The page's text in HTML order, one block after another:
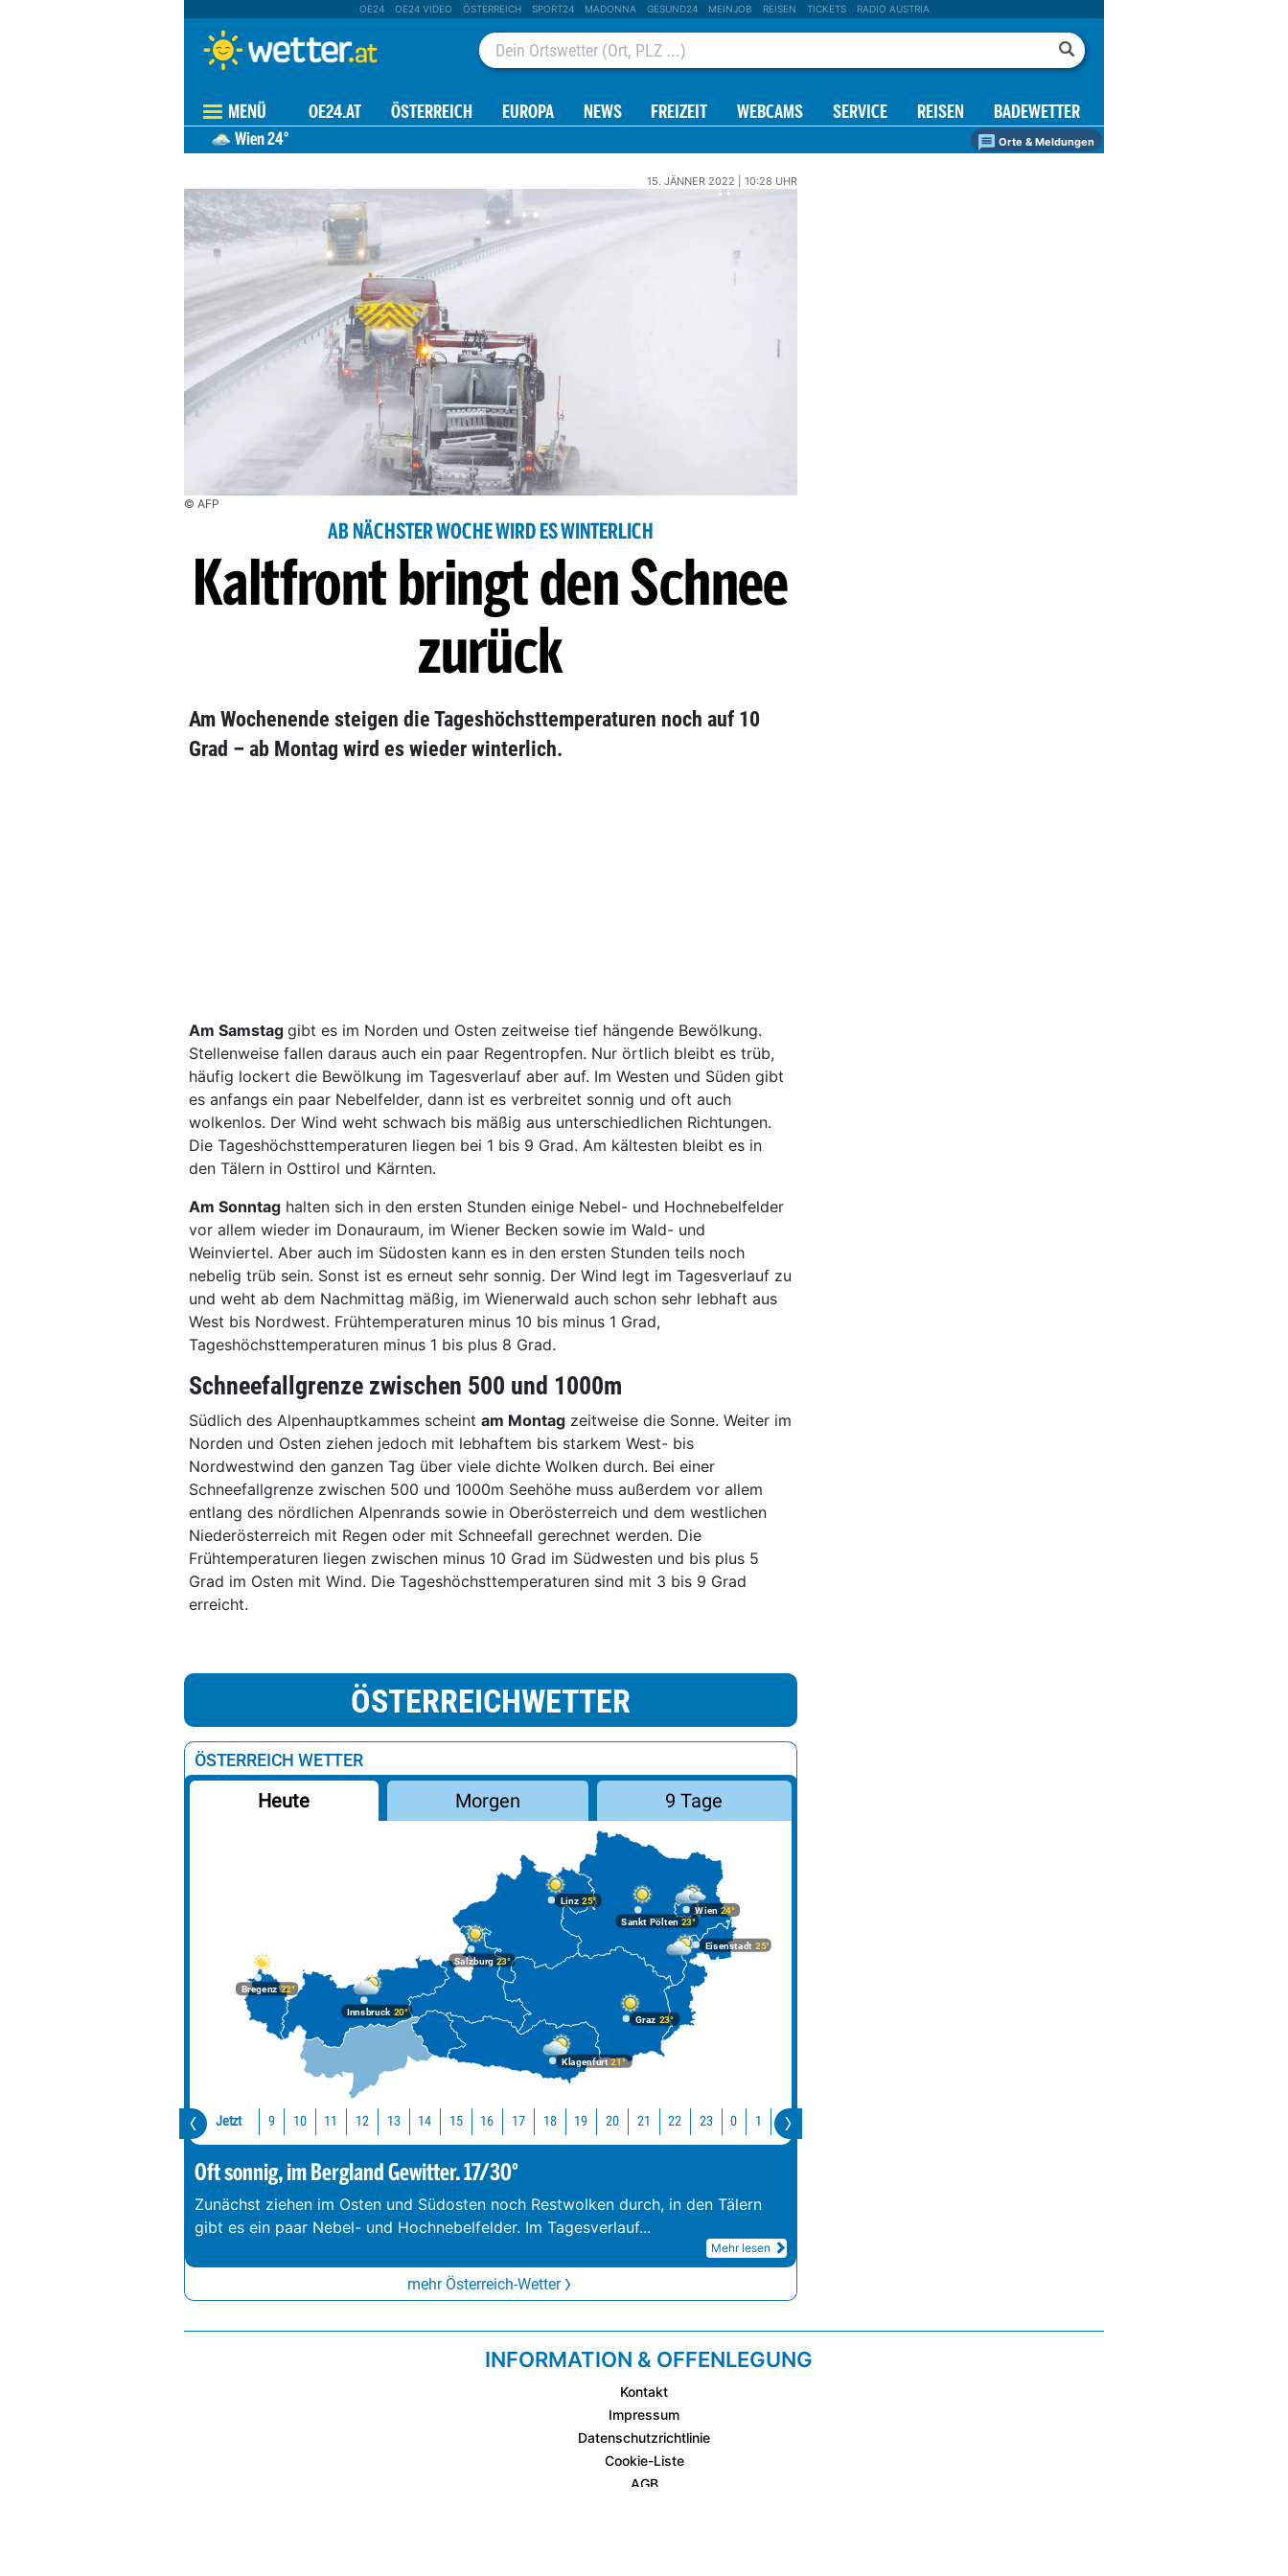
OE24 OE24 VIDEO ÖSTERREICH SPORT24 MADONNA GESUND24 MEINJOB REISEN TICKETS RADIO AUSTRIA
MENÜ OE24.AT ÖSTERREICH EUROPA NEWS FREIZEIT WEBCAMS SERVICE REISEN BADEWETTER
Wien24° Orte & Meldungen
15. JÄNNER 2022 | 10:28 UHR
© AFP
AB NÄCHSTER WOCHE WIRD ES WINTERLICH
Kaltfront bringt den Schnee
zurück
Am Wochenende steigen die Tageshöchsttemperaturen noch auf 10
Grad – ab Montag wird es wieder winterlich.
Am Samstag gibt es im Norden und Osten zeitweise tief hängende Bewölkung.
Stellenweise fallen daraus auch ein paar Regentropfen. Nur örtlich bleibt es trüb,
häufig lockert die Bewölkung im Tagesverlauf aber auf. Im Westen und Süden gibt
es anfangs ein paar Nebelfelder, dann ist es verbreitet sonnig und oft auch
wolkenlos. Der Wind weht schwach bis mäßig aus unterschiedlichen Richtungen.
Die Tageshöchsttemperaturen liegen bei 1 bis 9 Grad. Am kältesten bleibt es in
den Tälern in Osttirol und Kärnten.
Am Sonntag halten sich in den ersten Stunden einige Nebel- und Hochnebelfelder
vor allem wieder im Donauraum, im Wiener Becken sowie im Wald- und
Weinviertel. Aber auch im Südosten kann es in den ersten Stunden teils noch
nebelig trüb sein. Sonst ist es erneut sehr sonnig. Der Wind legt im Tagesverlauf zu
und weht ab dem Nachmittag mäßig, im Wienerwald auch schon sehr lebhaft aus
West bis Nordwest. Frühtemperaturen minus 10 bis minus 1 Grad,
Tageshöchsttemperaturen minus 1 bis plus 8 Grad.
Schneefallgrenze zwischen 500 und 1000m
Südlich des Alpenhauptkammes scheint am Montag zeitweise die Sonne. Weiter im
Norden und Osten ziehen jedoch mit lebhaftem bis starkem West- bis
Nordwestwind den ganzen Tag über viele dichte Wolken durch. Bei einer
Schneefallgrenze zwischen 500 und 1000m Seehöhe muss außerdem vor allem
entlang des nördlichen Alpenrands sowie in Oberösterreich und dem westlichen
Niederösterreich mit Regen oder mit Schneefall gerechnet werden. Die
Frühtemperaturen liegen zwischen minus 10 Grad im Südwesten und bis plus 5
Grad im Osten mit Wind. Die Tageshöchsttemperaturen sind mit 3 bis 9 Grad
erreicht.
ÖSTERREICHWETTER
ÖSTERREICH WETTER
Heute Morgen 9 Tage
Bregenz22°
Graz 23°
Innsbruck20°
Klagenfurt21°
Linz 25°
Salzburg23°
Wien 24°
Eisenstadt 25°
Sankt Pölten 23°
Jetzt 9 10 11 12 13 14 15 16 17 18 19 20 21 22 23 0 1 2
Oft sonnig, im Bergland Gewitter. 17/30°
Zunächst ziehen im Osten und Südosten noch Restwolken durch, in den Tälern
gibt es ein paar Nebel- und Hochnebelfelder. Im Tagesverlauf...
Mehr lesen
mehr Österreich-Wetter
INFORMATION & OFFENLEGUNG
Kontakt
Impressum
Datenschutzrichtlinie
Cookie-Liste
AGB